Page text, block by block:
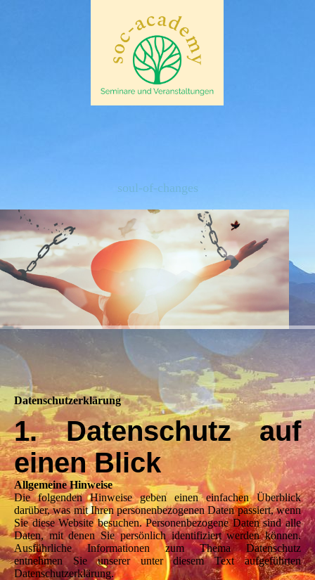
soul-of-changes
Datenschutzerklärung
1. Datenschutz auf
einen Blick
Allgemeine Hinweise
Die folgenden Hinweise geben einen einfachen Überblick
darüber, was mit Ihren personenbezogenen Daten passiert, wenn
Sie diese Website besuchen. Personenbezogene Daten sind alle
Daten, mit denen Sie persönlich identifiziert werden können.
Ausführliche Informationen zum Thema Datenschutz
entnehmen Sie unserer unter diesem Text aufgeführten
Datenschutzerklärung.